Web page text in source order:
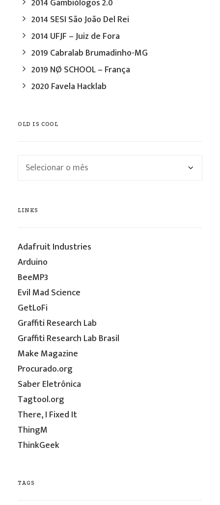
2014 Gambiólogos 2.0
2014 SESI São João Del Rei
2014 UFJF – Juiz de Fora
2019 Cabralab Brumadinho-MG
2019 NØ SCHOOL – França
2020 Favela Hacklab
OLD IS COOL
Old
LINKS
Adafruit Industries
Arduino
BeeMP3
Evil Mad Science
GetLoFi
Graffiti Research Lab
Graffiti Research Lab Brasil
Make Magazine
Procurado.org
Saber Eletrônica
Tagtool.org
There, I Fixed It
ThingM
ThinkGeek
TAGS